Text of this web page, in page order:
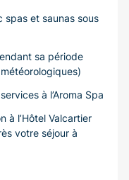
spas et saunas sous
sa période
à l’Aroma Spa
à l’Hôtel Valcartier
votre séjour à